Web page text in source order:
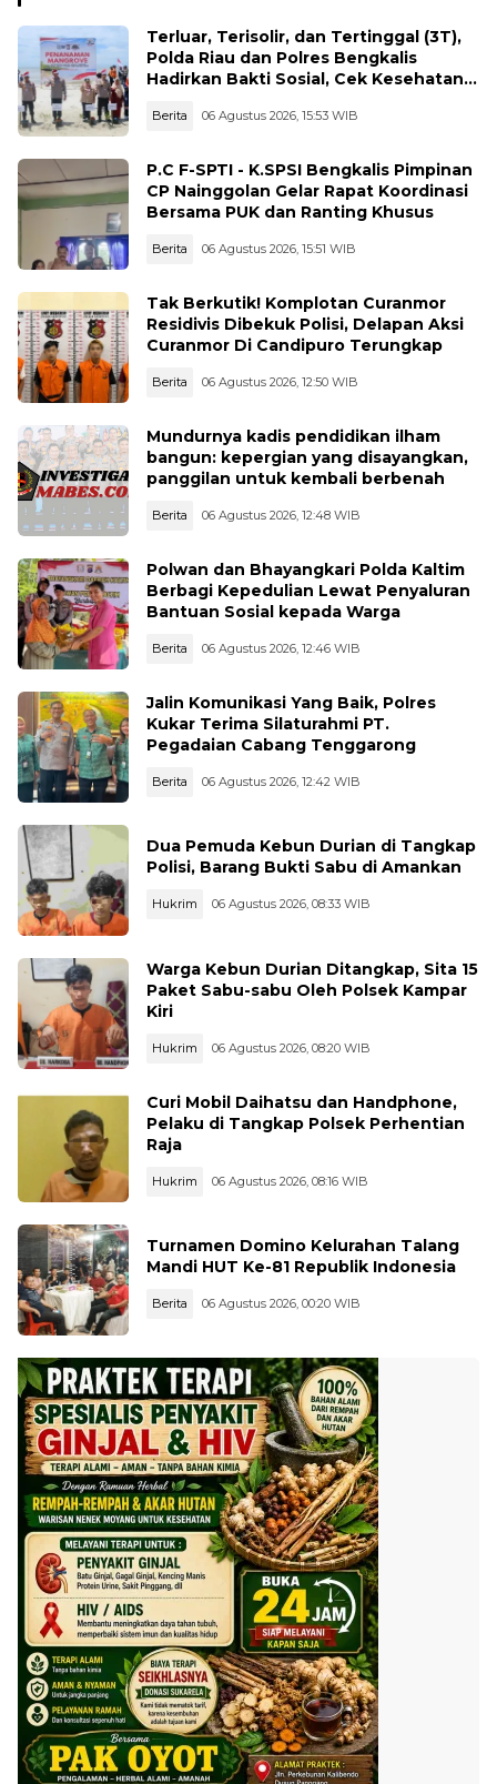
Terluar, Terisolir, dan Tertinggal (3T),
Polda Riau dan Polres Bengkalis
Hadirkan Bakti Sosial, Cek Kesehatan
Rupat
Berita 06 Agustus 2026, 15:53 WIB
P.C F-SPTI - K.SPSI Bengkalis Pimpinan
CP Nainggolan Gelar Rapat Koordinasi
Bersama PUK dan Ranting Khusus
Berita 06 Agustus 2026, 15:51 WIB
Tak Berkutik! Komplotan Curanmor
Residivis Dibekuk Polisi, Delapan Aksi
Curanmor Di Candipuro Terungkap
Berita 06 Agustus 2026, 12:50 WIB
Mundurnya kadis pendidikan ilham
bangun: kepergian yang disayangkan,
panggilan untuk kembali berbenah
Berita 06 Agustus 2026, 12:48 WIB
Polwan dan Bhayangkari Polda Kaltim
Berbagi Kepedulian Lewat Penyaluran
Bantuan Sosial kepada Warga
Berita 06 Agustus 2026, 12:46 WIB
Jalin Komunikasi Yang Baik, Polres
Kukar Terima Silaturahmi PT.
Pegadaian Cabang Tenggarong
Berita 06 Agustus 2026, 12:42 WIB
Dua Pemuda Kebun Durian di Tangkap
Polisi, Barang Bukti Sabu di Amankan
Hukrim 06 Agustus 2026, 08:33 WIB
Warga Kebun Durian Ditangkap, Sita 15
Paket Sabu-sabu Oleh Polsek Kampar
Kiri
Hukrim 06 Agustus 2026, 08:20 WIB
Curi Mobil Daihatsu dan Handphone,
Pelaku di Tangkap Polsek Perhentian
Raja
Hukrim 06 Agustus 2026, 08:16 WIB
Turnamen Domino Kelurahan Talang
Mandi HUT Ke-81 Republik Indonesia
Berita 06 Agustus 2026, 00:20 WIB